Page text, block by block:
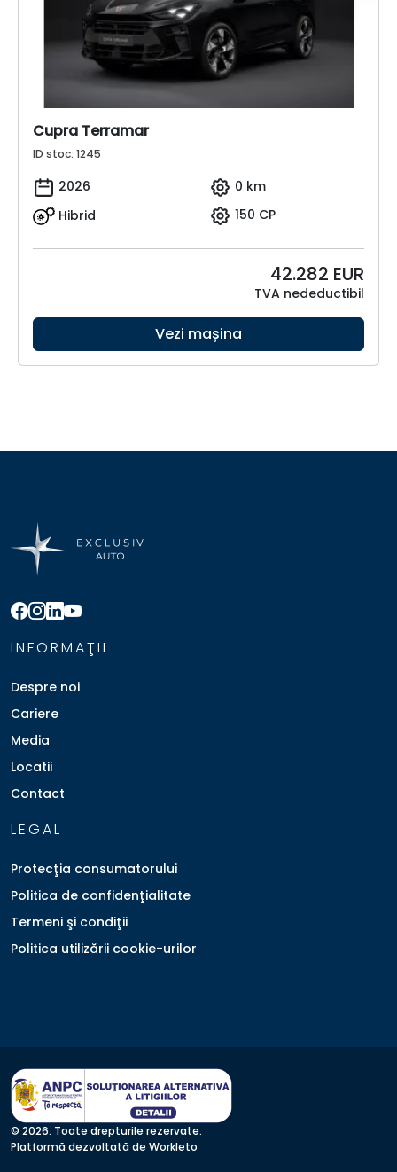
Cupra Terramar
ID stoc: 1245
2026
0 km
Hibrid
150 CP
42.282 EUR
TVA nedeductibil
Vezi mașina
INFORMAŢII
Despre noi
Cariere
Media
Locatii
Contact
LEGAL
Protecţia consumatorului
Politica de confidenţialitate
Termeni şi condiţii
Politica utilizării cookie-urilor
© 2026. Toate drepturile rezervate.
Platformă dezvoltată de Workleto